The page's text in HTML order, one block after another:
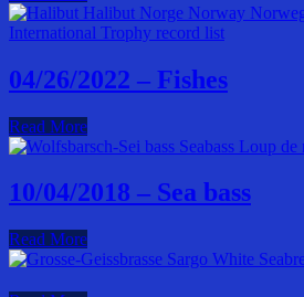
04/26/2022 – Fishes
Read More
10/04/2018 – Sea bass
Read More